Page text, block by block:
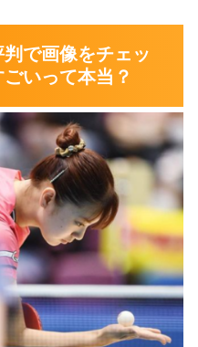
で画像をチェッ
いって本当？